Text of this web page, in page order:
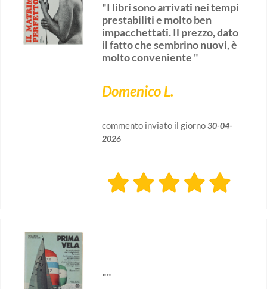
"I libri sono arrivati nei tempi
prestabiliti e molto ben
impacchettati. Il prezzo, dato
il fatto che sembrino nuovi, è
molto conveniente "
Domenico L.
commento inviato il giorno30-04-
2026
""